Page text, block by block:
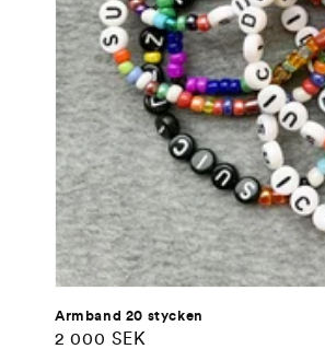
Armband 20 stycken
Ordinarie
2 000 SEK